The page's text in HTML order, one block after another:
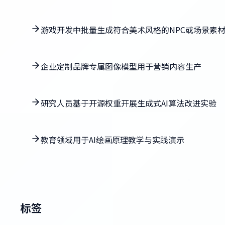
游戏开发中批量生成符合美术风格的NPC或场景素材
企业定制品牌专属图像模型用于营销内容生产
研究人员基于开源权重开展生成式AI算法改进实验
教育领域用于AI绘画原理教学与实践演示
标签